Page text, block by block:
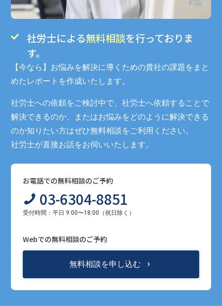
社労士による無料相談を行っておりま
す。
【今なら】お悩みを解決に導くための貴社の課題をまと
めたレポートを作成いたします。
社労士への依頼をご検討中で、社労士へ依頼することで
解決できるのか、
またはお悩みをどのように解決できる
のか知りたい方はぜひ無料相談をご利用ください。
社労士が直接お話をお伺いいたします。
お電話での無料相談のご予約
03-6304-8851
受付時間：平日 9:00〜18:00（祝日除く）
Webでの無料相談のご予約
無料相談を申し込む